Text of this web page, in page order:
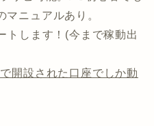
ニュアルあり。
トします！(今まで稼動出
開設された口座でしか動